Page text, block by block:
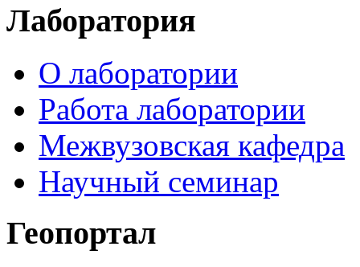
Лаборатория
О лаборатории
Работа лаборатории
Межвузовская кафедра
Научный семинар
Геопортал